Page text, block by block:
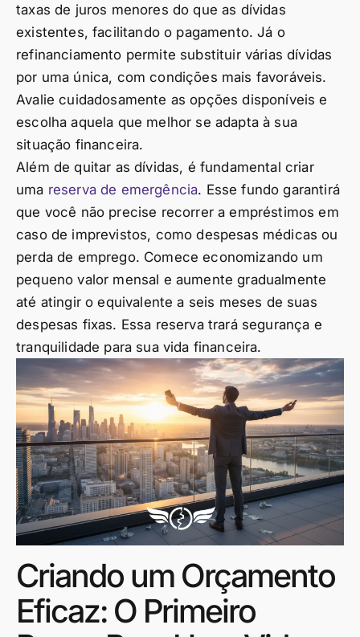
taxas de juros menores do que as dívidas
existentes, facilitando o pagamento. Já o
refinanciamento permite substituir várias dívidas
por uma única, com condições mais favoráveis.
Avalie cuidadosamente as opções disponíveis e
escolha aquela que melhor se adapta à sua
situação financeira.
Além de quitar as dívidas, é fundamental criar
uma reserva de emergência. Esse fundo garantirá
que você não precise recorrer a empréstimos em
caso de imprevistos, como despesas médicas ou
perda de emprego. Comece economizando um
pequeno valor mensal e aumente gradualmente
até atingir o equivalente a seis meses de suas
despesas fixas. Essa reserva trará segurança e
tranquilidade para sua vida financeira.
Criando um Orçamento
Eficaz: O Primeiro